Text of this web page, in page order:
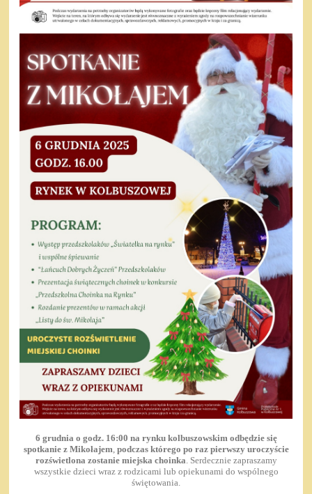
6 grudnia o godz. 16:00 na rynku kolbuszowskim odbędzie się
spotkanie z Mikołajem podczas którego po raz pierwszy uroczyście
rozświetlona zostanie miejska choinka . Serdecznie zapraszamy
wszystkie dzieci wraz z rodzicami lub opiekunami do wspólnego
świętowania.